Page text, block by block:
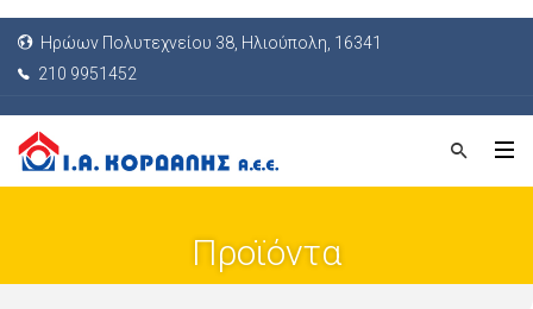
Ηρώων Πολυτεχνείου 38, Ηλιούπολη, 16341
210 9951452
Προϊόντα